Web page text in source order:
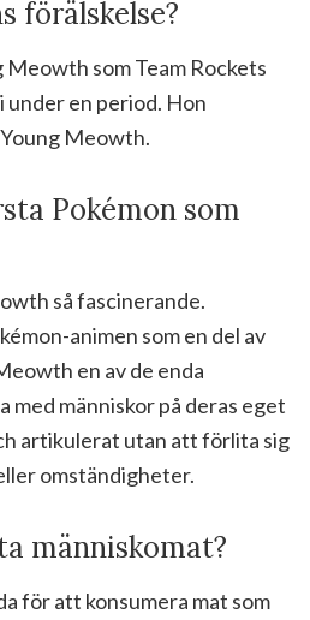
förälskelse?
som Team Rockets
en period. Hon
Meowth.
Pokémon som
så fascinerande.
animen som en del av
en av de enda
med människor på deras eget
artikulerat utan att förlita sig
omständigheter.
människomat?
för att konsumera mat som